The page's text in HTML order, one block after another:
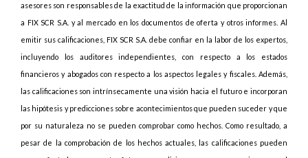
asesores son responsables de la exactitud de la información que proporcionan
a FIX SCR S.A. y al mercado en los documentos de oferta y otros informes. Al
emitir sus calificaciones, FIX SCR S.A. debe confiar en la labor de los expertos,
incluyendo los auditores independientes, con respecto a los estados
financieros y abogados con respecto a los aspectos legales y fiscales. Además,
las calificaciones son intrínsecamente una visión hacia el futuro e incorporan
las hipótesis y predicciones sobre acontecimientos que pueden suceder y que
por su naturaleza no se pueden comprobar como hechos. Como resultado, a
pesar de la comprobación de los hechos actuales, las calificaciones pueden